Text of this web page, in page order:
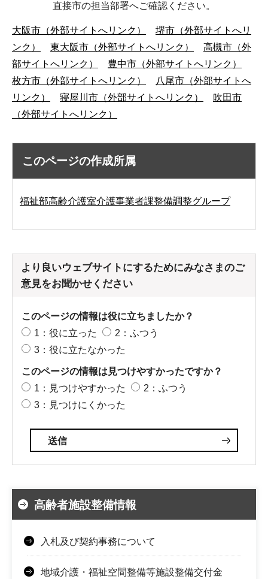
直接市の担当部署へご確認ください。
大阪市（外部サイトへリンク）
堺市（外部サイトへリ
ンク）
東大阪市（外部サイトへリンク）
高槻市（外
部サイトへリンク）
豊中市（外部サイトへリンク）
枚方市（外部サイトへリンク）
八尾市（外部サイトへ
リンク）
寝屋川市（外部サイトへリンク）
吹田市
（外部サイトへリンク）
このページの作成所属
福祉部高齢介護室介護事業者課整備調整グループ
より良いウェブサイトにするためにみなさまのご
意見をお聞かせください
このページの情報は役に立ちましたか？
1：役に立った
2：ふつう
3：役に立たなかった
このページの情報は見つけやすかったですか？
1：見つけやすかった
2：ふつう
3：見つけにくかった
高齢者施設整備情報
入札及び契約事務について
地域介護・福祉空間整備等施設整備交付金